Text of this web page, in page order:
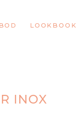
LOOKBOOK
INOX